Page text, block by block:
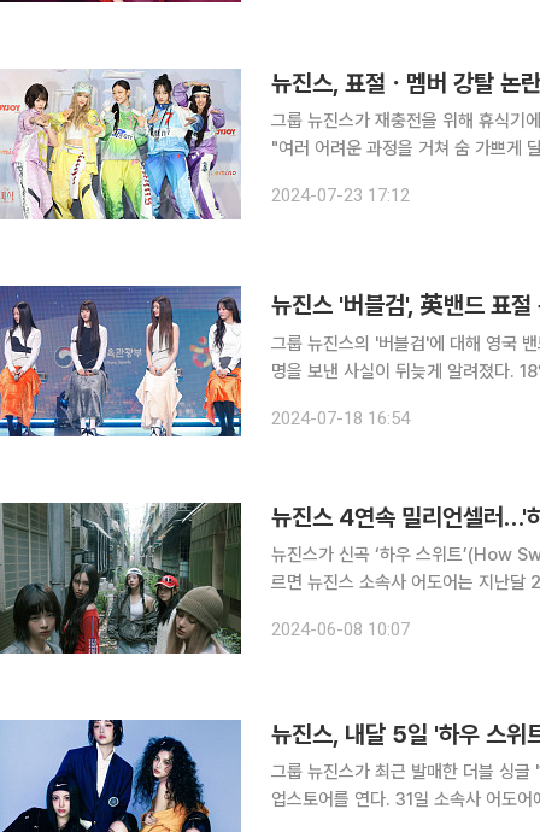
뉴진스, 표절ㆍ멤버 강탈 논
그룹 뉴진스가 재충전을 위해 휴식기에 돌입한다. 23일 뉴진스 소속사 어
"여러 어려운 과정을 거쳐 숨 가쁘게
했다. 이어 "그사이에도 깜짝 놀랄
2024-07-23 17:12
뉴진스 '버블검', 英밴드 표
그룹 뉴진스의 '버블검'에 대해 영국
명을 보낸 사실이 뒤늦게 알려졌다. 18일 가요계와 어도어에 따르면 샤카탁의 노래 '이지어 새드 댄
국음원저작권협회 등에 '버블 검'이 '
2024-07-18 16:54
뉴진스 4연속 밀리언셀러…'
뉴진스가 신곡 ‘하우 스위트’(How Sweet)로
르면 뉴진스 소속사 어도어는 지난달
2024-06-08 10:07
뉴진스, 내달 5일 '하우 스위
그룹 뉴진스가 최근 발매한 더블 싱
업스토어를 연다. 31일 소속사 어도어에 따르면 뉴진스의 '하우 스위트 팝업'(How Sweet POP-